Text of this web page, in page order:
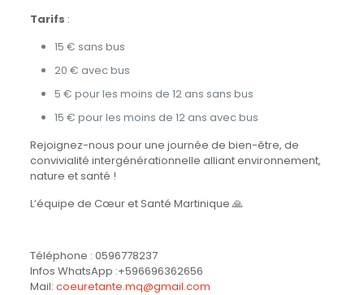
Tarifs :
15 € sans bus
20 € avec bus
5 € pour les moins de 12 ans sans bus
15 € pour les moins de 12 ans avec bus
Rejoignez-nous pour une journée de bien-être, de
convivialité intergénérationnelle alliant environnement,
nature et santé !
L’équipe de Cœur et Santé Martinique 🙏
Téléphone : 0596778237
Infos WhatsApp :+596696362656
Mail: coeuretante.mq@gmail.com